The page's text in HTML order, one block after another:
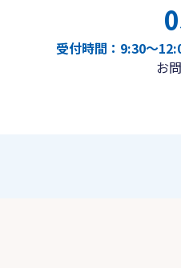
受付時間：9:30〜
お